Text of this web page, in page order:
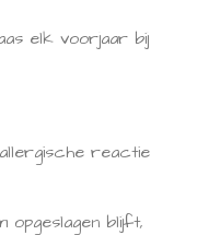
elk voorjaar bij
reactie
opgeslagen blijft,